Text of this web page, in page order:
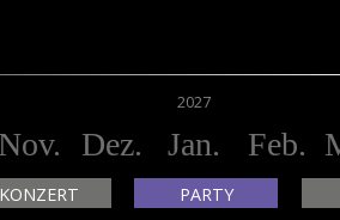
Nov. Dez.
2027
Jan. Feb.
KONZERT PARTY